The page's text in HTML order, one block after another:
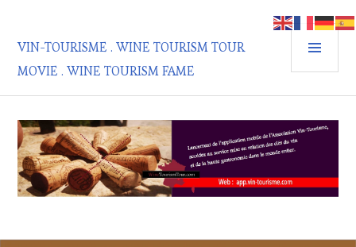
contenu
principal
VIN-TOURISME . WINE TOURISM TOUR
MOVIE . WINE TOURISM FAME